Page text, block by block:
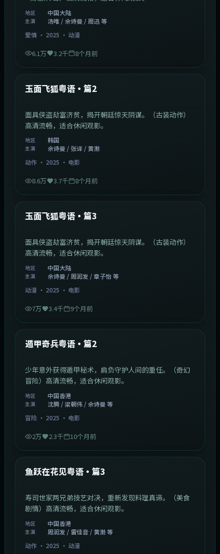
地区 中国大陆
主演
汤唯 / 佘诗曼 / 周迅 等
爱情· 2025 · 动漫
6.1万 3.2千 8个月前
最新
玉面飞狐粤语·篇2
面具侠盗劫富济贫，揭开朝廷惊天阴谋。（古装动作）
高清流畅，适合休闲观影。
地区 韩国
主演
佘诗曼 / 张译 / 黄渤
动作· 2025 · 电影
8.6万 3.7千 8个月前
最新
玉面飞狐粤语·篇3
面具侠盗劫富济贫，揭开朝廷惊天阴谋。（古装动作）
高清流畅，适合休闲观影。
地区 中国大陆
主演
佘诗曼 / 周润发 / 章子怡 等
动漫 · 2025 · 电影
7万 3.4千 9个月前
最新
遁甲奇兵粤语·篇2
少年意外获得遁甲秘术，肩负守护人间的重任。（奇幻
冒险）高清流畅，适合休闲观影。
地区 中国香港
主演
沈腾 / 梁朝伟 / 佘诗曼 等
冒险· 2025 · 电影
2万 2.3千 10个月前
最新
鱼跃在花见粤语·篇3
寿司世家两兄弟技艺对决，重新发现料理真谛。（美食
剧情）高清流畅，适合休闲观影。
地区 中国香港
主演
周润发 / 雷佳音 / 黄渤 等
动作· 2025 · 动漫